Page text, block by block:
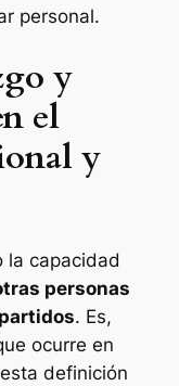
personal.
y
el
y
la capacidad
personas
. Es,
ocurre en
definición